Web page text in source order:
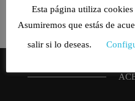
Esta página utiliza
Asumiremos que estás de
salir si lo deseas.